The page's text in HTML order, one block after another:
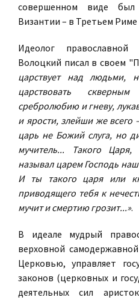
совершенном виде
Византии – в Третьем
Идеолог
Волоцкий писал в своем
царствует над людьми,
царствовать
сребролюбию и гневу,
и ярости, злейши же всего
царь не Божий слуга, но
мучитель... Такого
называл царем Господь
И ты такого царя или
приводящего тебя к
мучит и смертию грозит...».
В идеале мудрый
верховной
Церковью, управляет
законов (церковных и
деятельных сил